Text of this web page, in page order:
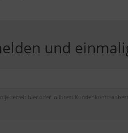
und
jederzeit hier oder in Ihrem Kundenkonto